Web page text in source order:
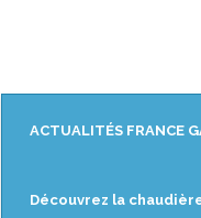
ACTUALITÉS FRANCE
Découvrez la